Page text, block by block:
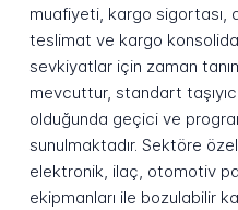
muafiyeti, kargo sigortası,
teslimat ve kargo
sevkiyatlar için zaman
mevcuttur, standart
olduğunda geçici ve
sunulmaktadır. Sektöre
elektronik, ilaç, otomotiv
ekipmanları ile bozulabilir